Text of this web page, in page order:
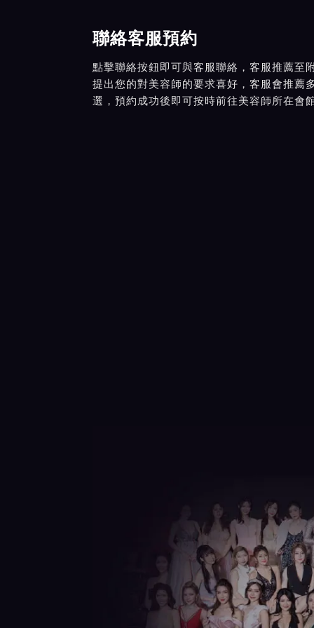
聯絡客服預約
點擊聯絡按鈕即可與客服聯絡，客服推薦至
提出您的對美容師的要求喜好，客服會推薦
選，預約成功後即可按時前往美容師所在會